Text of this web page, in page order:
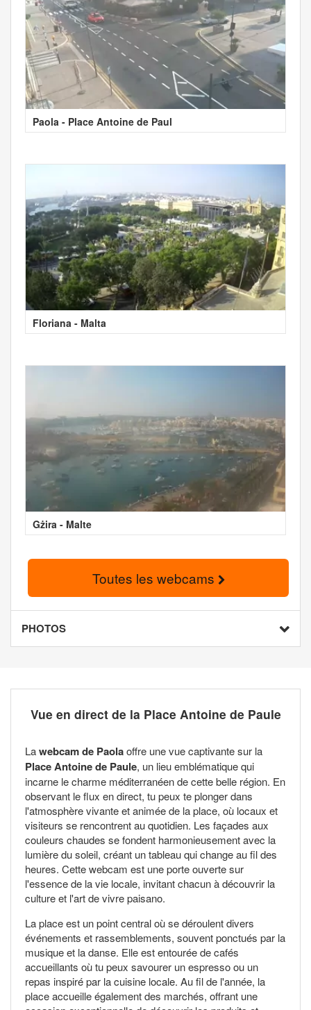
Paola - Place Antoine de Paul
Floriana - Malta
Gżira - Malte
Toutes les webcams
PHOTOS
Vue en direct de la Place Antoine de Paule
Lawebcam de Paolaoffre une vue captivante sur la
Place Antoine de Paule, un lieu emblématique qui
incarne le charme méditerranéen de cette belle région. En
observant le flux en direct, tu peux te plonger dans
l'atmosphère vivante et animée de la place, où locaux et
visiteurs se rencontrent au quotidien. Les façades aux
couleurs chaudes se fondent harmonieusement avec la
lumière du soleil, créant un tableau qui change au fil des
heures. Cette webcam est une porte ouverte sur
l'essence de la vie locale, invitant chacun à découvrir la
culture et l'art de vivre paisano.
La place est un point central où se déroulent divers
événements et rassemblements, souvent ponctués par la
musique et la danse. Elle est entourée de cafés
accueillants où tu peux savourer un espresso ou un
repas inspiré par la cuisine locale. Au fil de l'année, la
place accueille également des marchés, offrant une